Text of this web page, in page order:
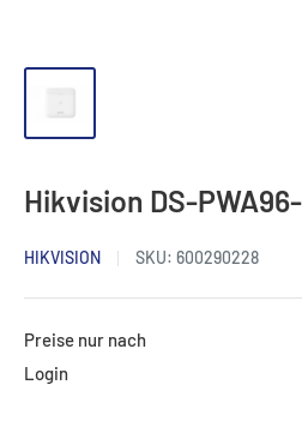
Hikvision DS-
HIKVISION SKU: 600290228
Preise nur nach
Login